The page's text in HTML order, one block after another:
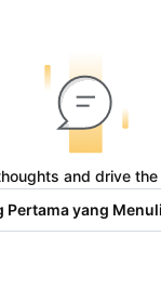
and drive
Pertama yang